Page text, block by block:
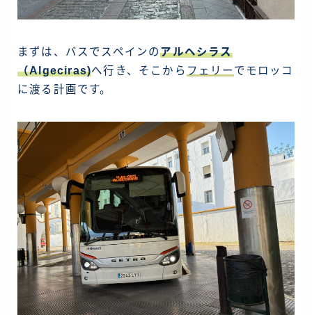
映画
ポートフォリオ
資産運用
仮想通貨
お問い合わせ
まずは、バスでスペインのアルヘシラス
（Algeciras)へ行き、そこから フェリー でモロッコ
に渡る計画です。